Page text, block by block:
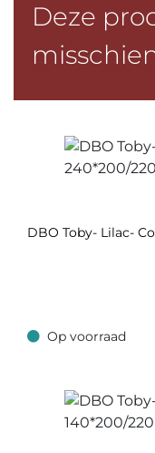
Deze
DBO Toby- Lilac-
Op voorraad
Op voorraad